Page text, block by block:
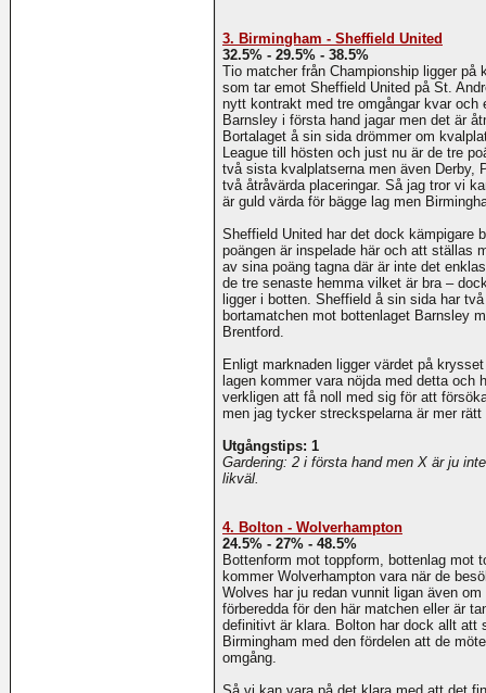
3. Birmingham - Sheffield United
32.5% - 29.5% - 38.5%
Tio matcher från Championship ligger
som tar emot Sheffield United på St.
nytt kontrakt med tre omgångar kvar och
Barnsley i första hand jagar men det är
Bortalaget å sin sida drömmer om
League till hösten och just nu är de tre
två sista kvalplatserna men även Derby,
två åtråvärda placeringar. Så jag tror vi
är guld värda för bägge lag men
Sheffield United har det dock kämpigare
poängen är inspelade här och att ställas
av sina poäng tagna där är inte det
de tre senaste hemma vilket är bra –
ligger i botten. Sheffield å sin sida har
bortamatchen mot bottenlaget Barnsley
Brentford.
Enligt marknaden ligger värdet på
lagen kommer vara nöjda med detta och
verkligen att få noll med sig för att
men jag tycker streckspelarna är mer
Utgångstips: 1
Gardering: 2 i första hand men X är ju
likväl.
4. Bolton - Wolverhampton
24.5% - 27% - 48.5%
Bottenform mot toppform, bottenlag mot
kommer Wolverhampton vara när de
Wolves har ju redan vunnit ligan även
förberedda för den här matchen eller är
definitivt är klara. Bolton har dock allt
Birmingham med den fördelen att de
omgång.